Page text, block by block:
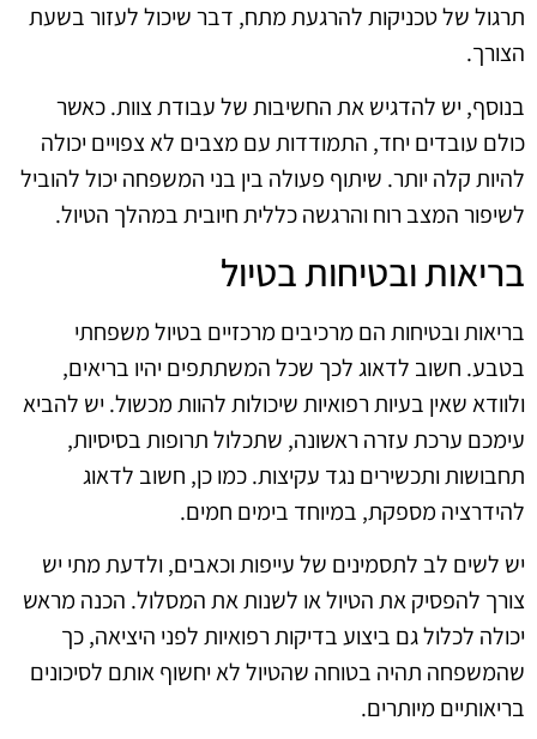
תרגול של טכניקות להרגעת מתח, דבר שיכול לעזור בשעת
הצורך.
בנוסף, יש להדגיש את החשיבות של עבודת צוות. כאשר
כולם עובדים יחד, התמודדות עם מצבים לא צפויים יכולה
להיות קלה יותר. שיתוף פעולה בין בני המשפחה יכול להוביל
לשיפור המצב רוח והרגשה כללית חיובית במהלך הטיול.
בריאות ובטיחות בטיול
בריאות ובטיחות הם מרכיבים מרכזיים בטיול משפחתי
בטבע. חשוב לדאוג לכך שכל המשתתפים יהיו בריאים,
ולוודא שאין בעיות רפואיות שיכולות להוות מכשול. יש להביא
עימכם ערכת עזרה ראשונה, שתכלול תרופות בסיסיות,
תחבושות ותכשירים נגד עקיצות. כמו כן, חשוב לדאוג
להידרציה מספקת, במיוחד בימים חמים.
יש לשים לב לתסמינים של עייפות וכאבים, ולדעת מתי יש
צורך להפסיק את הטיול או לשנות את המסלול. הכנה מראש
יכולה לכלול גם ביצוע בדיקות רפואיות לפני היציאה, כך
שהמשפחה תהיה בטוחה שהטיול לא יחשוף אותם לסיכונים
בריאותיים מיותרים.